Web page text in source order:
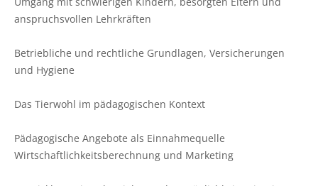
anspruchsvollen Lehrkräften
Betriebliche und rechtliche Grundlagen, Versicherungen
und Hygiene
Das Tierwohl im pädagogischen Kontext
Pädagogische Angebote als Einnahmequelle
Wirtschaftlichkeitsberechnung und Marketing